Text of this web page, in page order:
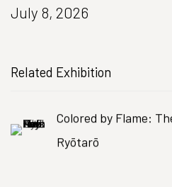
July 8, 2026
Related Exhibition
Colored by Flame:
Ryōtarō